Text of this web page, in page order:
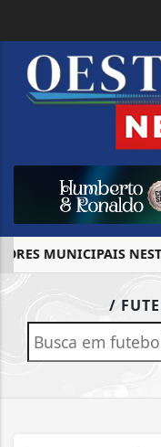
MUNICIPAIS NESTA
/